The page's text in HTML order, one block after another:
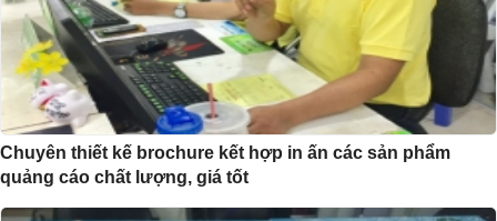
Chuyên thiết kế brochure kết hợp in ấn các sản phẩm
quảng cáo chất lượng, giá tốt